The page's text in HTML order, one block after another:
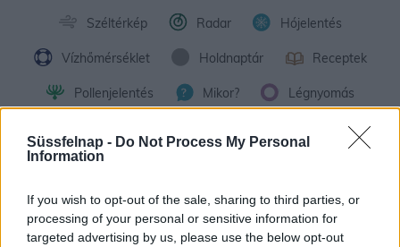
Süssfelnap - Do Not Process My Personal
Information
If you wish to opt-out of the sale, sharing to third parties, or
processing of your personal or sensitive information for
targeted advertising by us, please use the below opt-out
Széltérkép Radar Hójelentés
Vízhőmérséklet Holdnaptár Receptek
Pollenjelentés Mikor? Légnyomás
A modern műszerek és számítógépes elemzések ellenére, minél
későbbi időpontra próbálunk időjárási előrejelzést készíteni, annál